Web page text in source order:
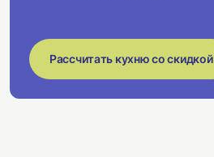
Рассчитать кухню со скидкой